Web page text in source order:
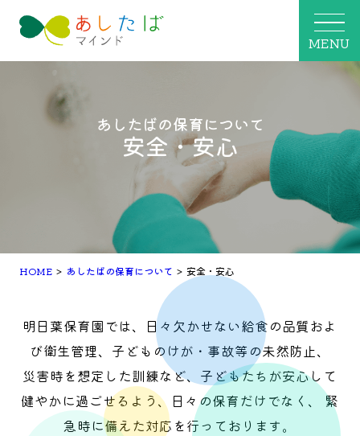
MENU
あしたばの保育について
安全・安心
HOME > あしたばの保育について > 安全・安心
明日葉保育園では、日々欠かせない給食の品質およ
び衛生管理、子どものけが・事故等の未然防止、
災害時を想定した訓練など、子どもたちが安心して
健やかに過ごせるよう、日々の保育だけでなく、
緊
急時に備えた対応を行っております。